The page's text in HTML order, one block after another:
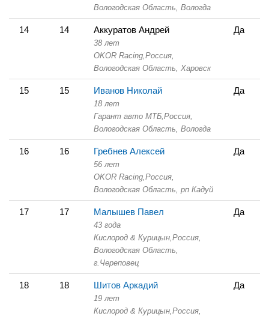
Вологодская Область, Вологда
14 14 Аккуратов Андрей
38 лет
OKOR Racing, Россия,
Вологодская Область,
Харовск
Да
15 15 Иванов Николай
18 лет
Гарант авто МТБ, Россия,
Вологодская Область, Вологда
Да
16 16 Гребнев Алексей
56 лет
OKOR Racing, Россия,
Вологодская Область, рп Кадуй
Да
17 17 Малышев Павел
43 года
Кислород & Курицын, Россия,
Вологодская Область,
г.Череповец
Да
18 18 Шитов Аркадий
19 лет
Кислород & Курицын, Россия,
Да